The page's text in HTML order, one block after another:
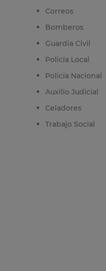
Correos
Bomberos
Guardia Civil
Policía Local
Policía Nacional
Auxilio Judicial
Celadores
Trabajo Social